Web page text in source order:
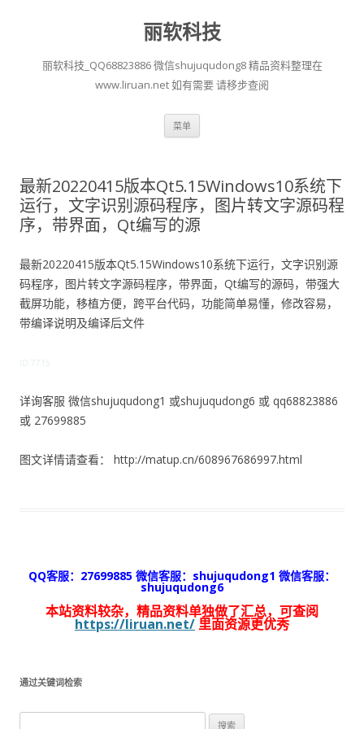
丽软科技
丽软科技_QQ68823886 微信shujuqudong8 精品资料整理在
www.liruan.net 如有需要 请移步查阅
菜单
最新20220415版本Qt5.15Windows10系统下
运行，文字识别源码程序，图片转文字源码程
序，带界面，Qt编写的源
最新20220415版本Qt5.15Windows10系统下运行，文字识别源
码程序，图片转文字源码程序，带界面，Qt编写的源码，带强大
截屏功能，移植方便，跨平台代码，功能简单易懂，修改容易，
带编译说明及编译后文件
ID:7715
详询客服 微信shujuqudong1 或shujuqudong6 或 qq68823886
或 27699885
图文详情请查看： http://matup.cn/608967686997.html
QQ客服：27699885 微信客服：shujuqudong1 微信客服：
shujuqudong6
本站资料较杂，精品资料单独做了汇总，可查阅
https://liruan.net/ 里面资源更优秀
通过关键词检索